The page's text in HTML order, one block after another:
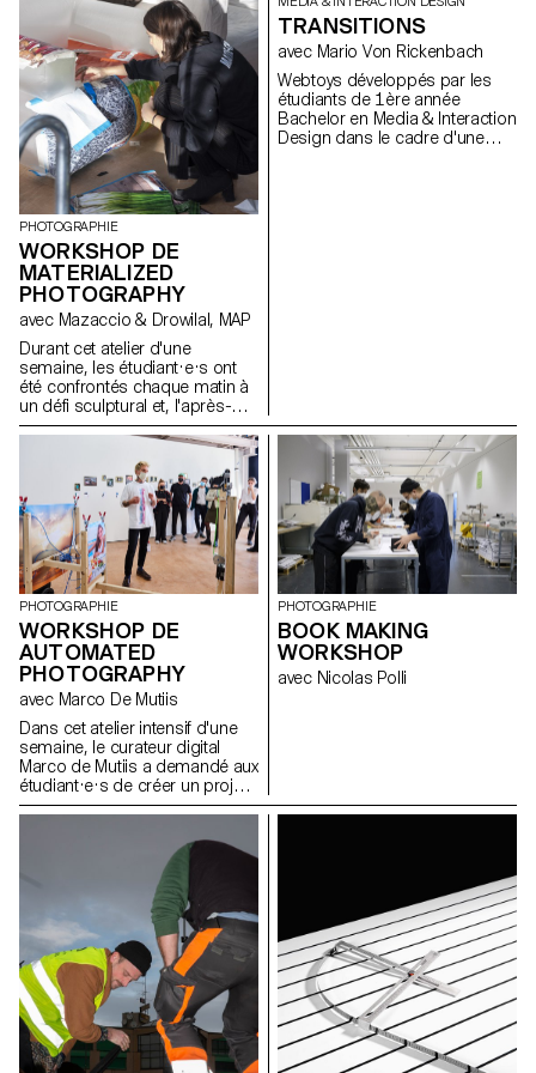
PHOTOGRAPHIE
WORKSHOP DE
MATERIALIZED
PHOTOGRAPHY
avec Mazaccio & Drowilal, MAP
Durant cet atelier d'une
semaine, les étudiant·e·s ont
été confrontés chaque matin à
un défi sculptural et, l'après-
midi, ils ont continué à
développer leurs projets
semestriels avec les conseils
du duo d'artistes Mazaccio &
Drowilal.
TRANSITIONS
avec Mario Von Rickenbach
Webtoys développés par les
étudiants de 1ère année
Bachelor en Media & Interaction
Design dans le cadre d'une
PHOTOGRAPHIE
WORKSHOP DE
AUTOMATED
PHOTOGRAPHY
avec Marco De Mutiis
Dans cet atelier intensif d'une
semaine, le curateur digital
Marco de Mutiis a demandé aux
étudiant·e·s de créer un projet
photographique à l'aide d'un
autrement automatisé.
PHOTOGRAPHIE
BOOK MAKING
WORKSHOP
avec Nicolas Polli